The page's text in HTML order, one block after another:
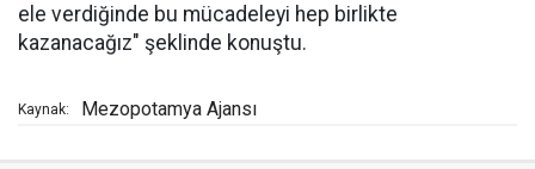
ele verdiğinde bu mücadeleyi hep birlikte
kazanacağız" şeklinde konuştu.
Kaynak: Mezopotamya Ajansı